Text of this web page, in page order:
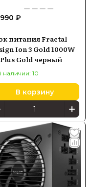
₽
питания Fractal
Ion 3 Gold 1000W
Gold черный
наличии: 10
В корзину